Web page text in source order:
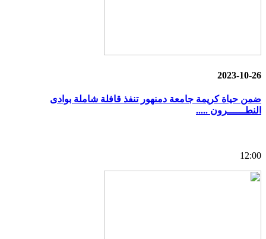
2023-10-26
ضمن حياة كريمة جامعة دمنهور تنفذ قافلة شاملة بوادى
النطــــــرون .....
12:00